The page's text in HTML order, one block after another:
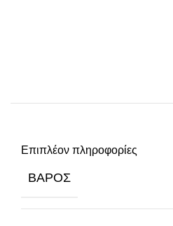
Επιπλέον πληροφορίες
ΒΆΡΟΣ